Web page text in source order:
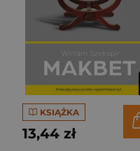
KSIĄŻKA
13,44 zł